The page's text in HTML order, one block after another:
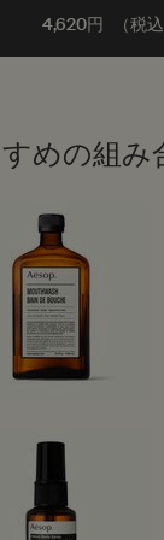
4,620円 （税込
めの組み